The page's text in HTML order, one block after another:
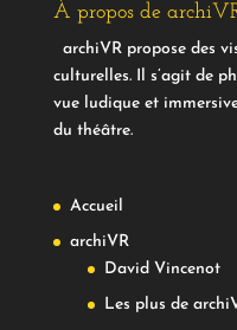
À propos de
archiVR propose des
culturelles. Il s’agit de
vue ludique et
du théâtre.
Accueil
archiVR
David Vincenot
Les plus de